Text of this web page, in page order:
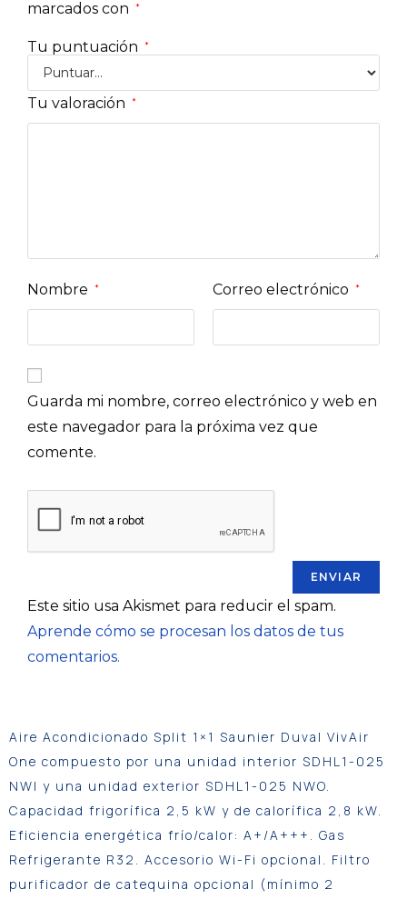
marcados con *
Tu puntuación *
Tu valoración *
Nombre * Correo electrónico *
Guarda mi nombre, correo electrónico y web en
este navegador para la próxima vez que
comente.
Este sitio usa Akismet para reducir el spam.
Aprende cómo se procesan los datos de tus
comentarios.
Aire Acondicionado Split 1×1 Saunier Duval VivAir
One compuesto por una unidad interior SDHL1-025
NWI y una unidad exterior SDHL1-025 NWO.
Capacidad frigorífica 2,5 kW y de calorífica 2,8 kW.
Eficiencia energética frío/calor: A+/A+++. Gas
Refrigerante R32. Accesorio Wi-Fi opcional. Filtro
purificador de catequina opcional (mínimo 2